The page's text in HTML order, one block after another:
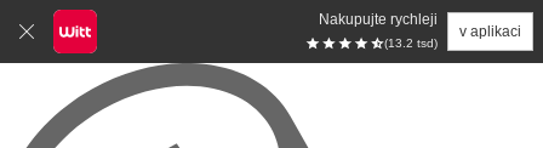
Nakupujte rychleji
(13.2 tsd)
v aplikaci
Přeskočit na hlavní obsah